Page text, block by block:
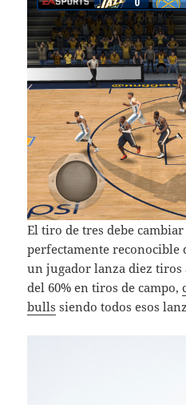
El tiro de tres debe cambiar
perfectamente reconocible
un jugador lanza diez tiros
del 60% en tiros de campo,
bulls siendo todos esos